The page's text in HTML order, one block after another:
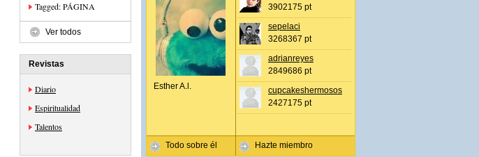
Tagged: PÁGINA
Ver todos
Revistas
Diario
Espiritualidad
Talentos
Esther A.l.
Todo sobre él
3902175 pt
sepelaci
3268367 pt
adrianreyes
2849686 pt
cupcakeshermosos
2427175 pt
Hazte miembro